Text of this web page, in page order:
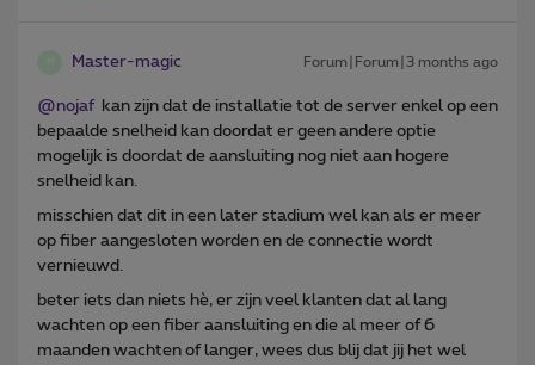
Master-magic Forum|Forum|3 months ago
@nojafkan zijn dat de installatie tot de server enkel op een
bepaalde snelheid kan doordat er geen andere optie
mogelijk is doordat de aansluiting nog niet aan hogere
snelheid kan.
misschien dat dit in een later stadium wel kan als er meer
op fiber aangesloten worden en de connectie wordt
vernieuwd.
beter iets dan niets hè, er zijn veel klanten dat al lang
wachten op een fiber aansluiting en die al meer of 6
maanden wachten of langer, wees dus blij dat jij het wel